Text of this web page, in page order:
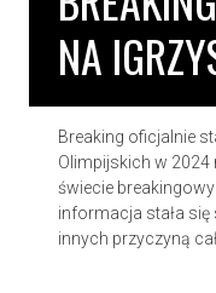
NA
Breaking oficjalnie
Olimpijskich w 2024
świecie
informacja stała się
innych przyczyną